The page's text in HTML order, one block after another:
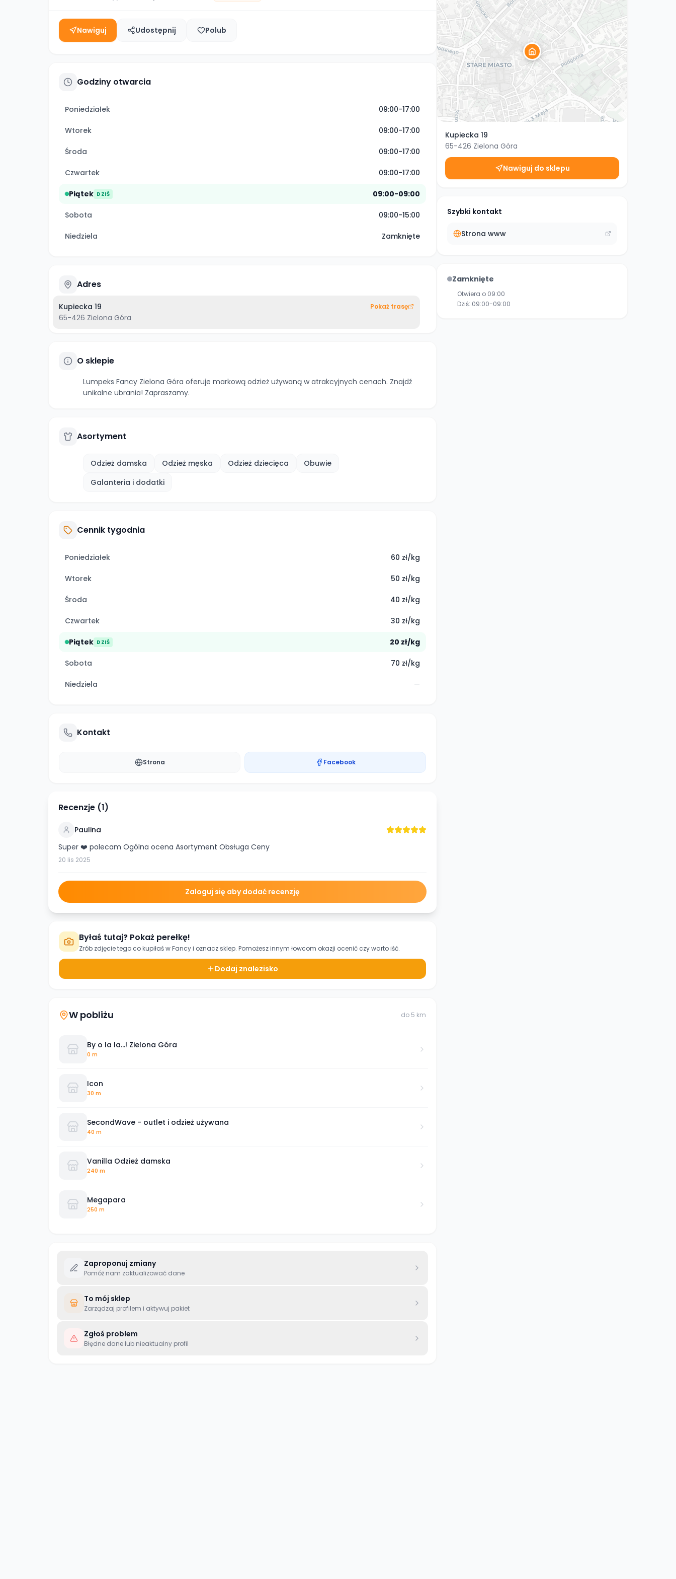
Nawiguj Udostępnij Polub
Godziny otwarcia
Poniedziałek 09:00-17:00
Wtorek 09:00-17:00
Środa 09:00-17:00
Czwartek 09:00-17:00
Piątek DZIŚ 09:00-09:00
Sobota 09:00-15:00
Niedziela Zamknięte
Adres
Kupiecka 19
65-426 Zielona Góra
Pokaż trasę
O sklepie
Lumpeks Fancy Zielona Góra oferuje markową odzież używaną w atrakcyjnych cenach. Znajdź
unikalne ubrania! Zapraszamy.
Asortyment
Odzież damska Odzież męska Odzież dziecięca
Obuwie
Galanteria i dodatki
Cennik tygodnia
Poniedziałek 60 zł/kg
Wtorek 50 zł/kg
Środa 40 zł/kg
Czwartek 30 zł/kg
Piątek DZIŚ 20 zł/kg
Sobota 70 zł/kg
Niedziela —
Kontakt
Strona Facebook
Recenzje (1)
Paulina
Super ❤️ polecam Ogólna ocena Asortyment Obsługa Ceny
20 lis 2025
Zaloguj się aby dodać recenzję
Byłaś tutaj? Pokaż perełkę!
Zrób zdjęcie tego co kupiłaś wFancyi oznacz sklep. Pomożesz innym łowcom okazji ocenić czy warto iść.
Dodaj znalezisko
W pobliżu do 5 km
By o la la...! Zielona Góra
0 m
Icon
30 m
SecondWave - outlet i odzież używana
40 m
Vanilla Odzież damska
240 m
Megapara
250 m
Zaproponuj zmiany
Pomóż nam zaktualizować dane
To mój sklep
Zarządzaj profilem i aktywuj pakiet
Zgłoś problem
Błędne dane lub nieaktualny profil
Kupiecka 19
65-426 Zielona Góra
Nawiguj do sklepu
Szybki kontakt
Strona www
Zamknięte
Otwiera o 09:00
Dziś: 09:00-09:00